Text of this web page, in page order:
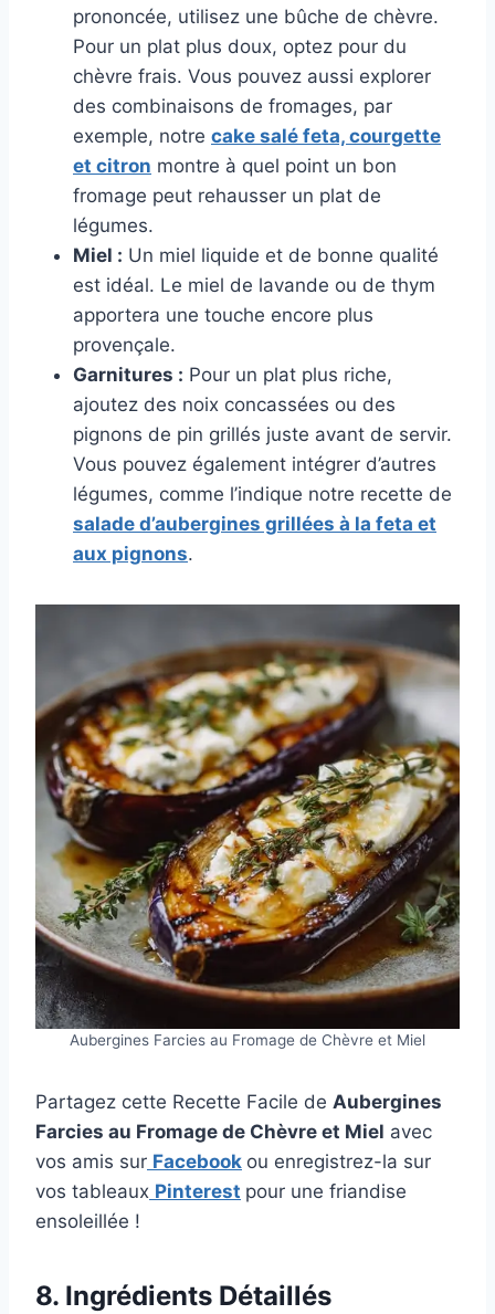
prononcée, utilisez une bûche de chèvre.
Pour un plat plus doux, optez pour du
chèvre frais. Vous pouvez aussi explorer
des combinaisons de fromages, par
exemple, notre cake salé feta, courgette
et citron montre à quel point un bon
fromage peut rehausser un plat de
légumes.
Miel : Un miel liquide et de bonne qualité
est idéal. Le miel de lavande ou de thym
apportera une touche encore plus
provençale.
Garnitures : Pour un plat plus riche,
ajoutez des noix concassées ou des
pignons de pin grillés juste avant de servir.
Vous pouvez également intégrer d’autres
légumes, comme l’indique notre recette de
salade d’aubergines grillées à la feta et
aux pignons.
Aubergines Farcies au Fromage de Chèvre et Miel
Partagez cette Recette Facile de Aubergines
Farcies au Fromage de Chèvre et Miel avec
vos amis sur Facebook ou enregistrez-la sur
vos tableaux Pinterest pour une friandise
ensoleillée !
8. Ingrédients Détaillés